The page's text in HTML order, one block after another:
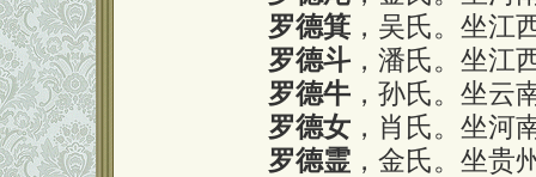
罗德箕 ，吴氏。坐江
罗德斗 ，潘氏。坐江
罗德牛 ，孙氏。坐云
罗德女 ，肖氏。坐河
罗德霊 ，金氏。坐贵